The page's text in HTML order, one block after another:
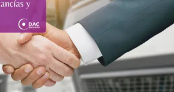
Marketing